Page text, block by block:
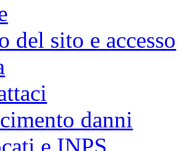
del sito e accesso
danni